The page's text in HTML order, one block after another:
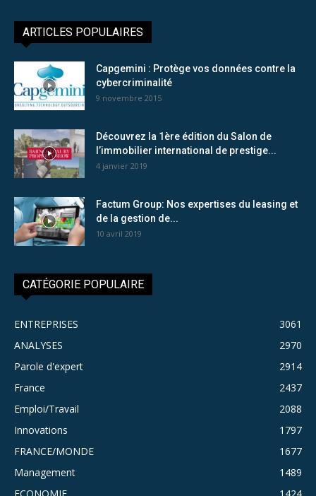
ARTICLES POPULAIRES
Capgemini : Protège vos données contre la
cybercriminalité
9 novembre 2015
Découvrez la 1ère édition du Salon de
l’immobilier international de prestige...
4 janvier 2019
Factum Group: Nos expertises du leasing et
de la gestion de...
10 avril 2019
CATÉGORIE POPULAIRE
ENTREPRISES
3061
ANALYSES
2970
Parole d'expert
2914
France
2437
Emploi/Travail
2088
Innovations
1797
FRANCE/MONDE
1677
Management
1489